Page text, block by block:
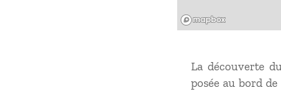
La découverte
posée au bord